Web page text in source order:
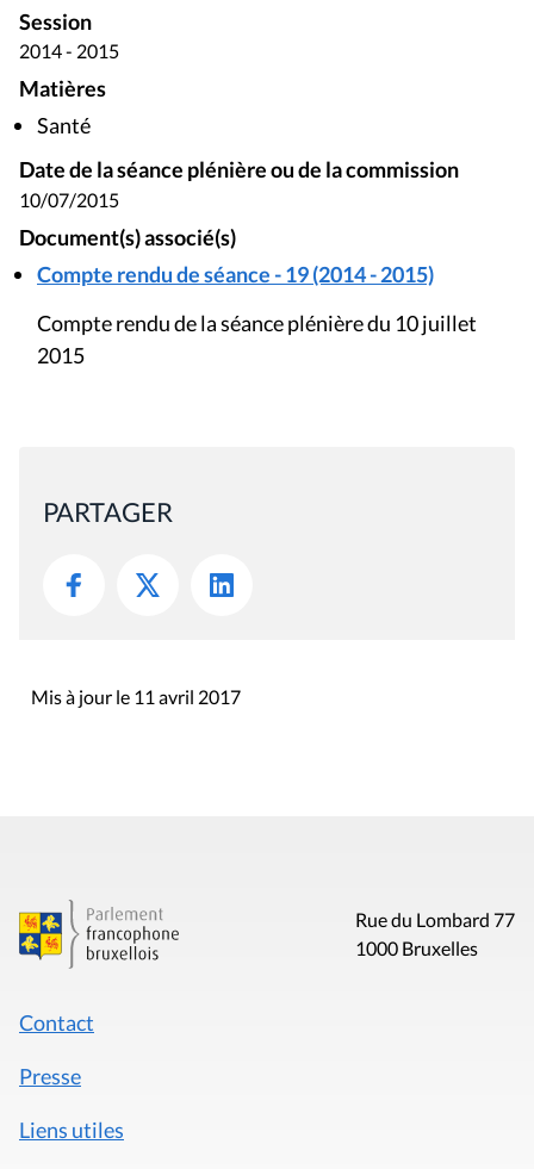
Session
2014 - 2015
Matières
Santé
Date de la séance plénière ou de la commission
10/07/2015
Document(s) associé(s)
Compte rendu de séance - 19 (2014 - 2015)
Compte rendu de la séance plénière du 10 juillet
2015
PARTAGER
Mis à jour le 11 avril 2017
Rue du Lombard 77
1000 Bruxelles
Contact
Presse
Liens utiles